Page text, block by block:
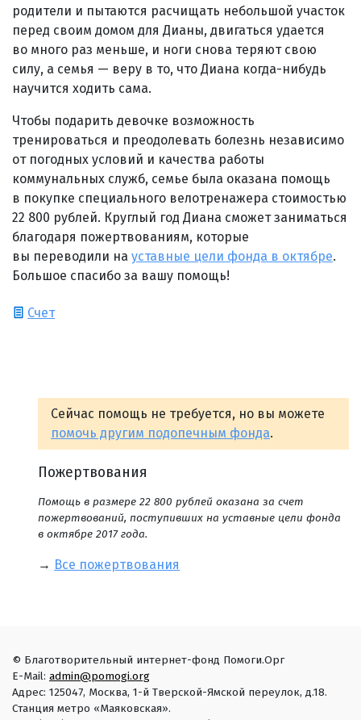
родители и пытаются расчищать небольшой участок
перед своим домом для Дианы, двигаться удается
во много раз меньше, и ноги снова теряют свою
силу, а семья — веру в то, что Диана когда-нибудь
научится ходить сама.
Чтобы подарить девочке возможность
тренироваться и преодолевать болезнь независимо
от погодных условий и качества работы
коммунальных служб, семье была оказана помощь
в покупке специального велотренажера стоимостью
22 800 рублей. Круглый год Диана сможет заниматься
благодаря пожертвованиям, которые
вы переводили на уставные цели фонда в октябре.
Большое спасибо за вашу помощь!
Счет
Сейчас помощь не требуется, но вы можете
помочь другим подопечным фонда.
Пожертвования
Помощь в размере 22 800 рублей оказана за счет
пожертвований, поступивших на уставные цели фонда
в октябре 2017 года.
→ Все пожертвования
© Благотворительный интернет-фонд Помоги.Орг
E-Mail: admin@pomogi.org
Адрес: 125047, Москва, 1-й Тверской-Ямской переулок, д.18.
Станция метро «Маяковская».